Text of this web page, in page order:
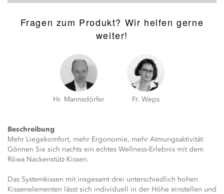
Fragen zum Produkt? Wir helfen gerne
weiter!
Hr. Mannsdörfer Fr. Weps
Beschreibung
Mehr Liegekomfort, mehr Ergonomie, mehr Atmungsaktivität:
Gönnen Sie sich nachts ein echtes Wellness-Erlebnis mit dem
Röwa Nackenstütz-Kissen.
Das Systemkissen mit insgesamt drei unterschiedlich hohen
Kissenelementen lässt sich individuell in der Höhe einstellen und